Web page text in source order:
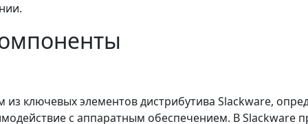
из ключевых элементов дистрибутива Slackware,
с аппаратным обеспечением. В Slackware